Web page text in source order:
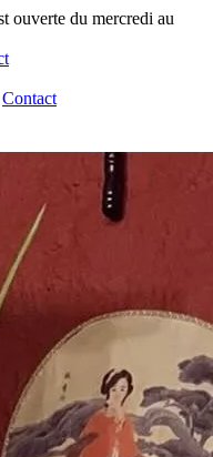
ouverte du mercredi au
Contact